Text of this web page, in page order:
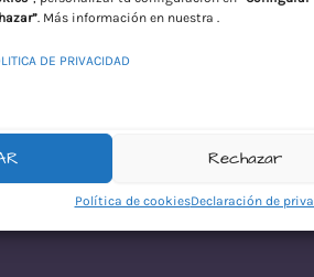
. Más información en nuestra .
DE PRIVACIDAD
Rechazar
Política de cookiesDeclaración de